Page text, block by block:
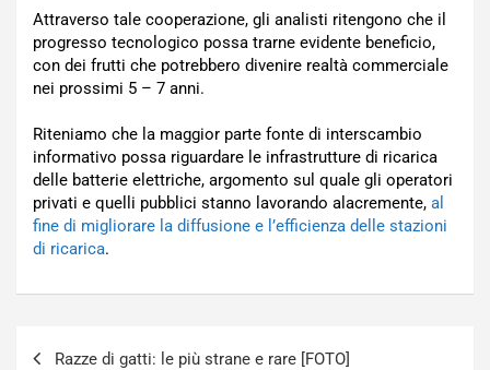
Attraverso tale cooperazione, gli analisti ritengono che il
progresso tecnologico possa trarne evidente beneficio,
con dei frutti che potrebbero divenire realtà commerciale
nei prossimi 5 – 7 anni.
Riteniamo che la maggior parte fonte di interscambio
informativo possa riguardare le infrastrutture di ricarica
delle batterie elettriche, argomento sul quale gli operatori
privati e quelli pubblici stanno lavorando alacremente, al
fine di migliorare la diffusione e l’efficienza delle stazioni
di ricarica.
Razze di gatti: le più strane e rare [FOTO]